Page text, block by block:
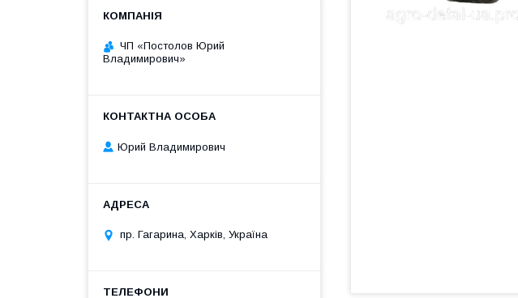
ЧП «Постолов Юрий
Владимирович»
Юрий Владимирович
пр. Гагарина, Харків, Україна